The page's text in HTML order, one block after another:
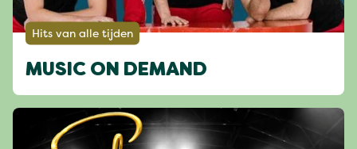
Hits van alle tijden
MUSIC ON DEMAND